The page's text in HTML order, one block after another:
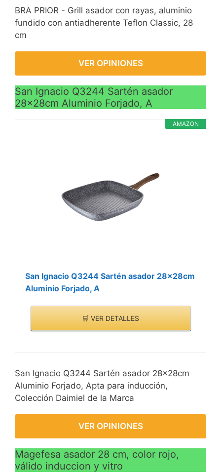
BRA PRIOR - Grill asador con rayas, aluminio
fundido con antiadherente Teflon Classic, 28
cm
VER OPINIONES
San Ignacio Q3244 Sartén asador
28x28cm Aluminio Forjado, A
AMAZON
San Ignacio Q3244 Sartén asador 28x28cm
Aluminio Forjado, A
🛒 VER DETALLES
San Ignacio Q3244 Sartén asador 28x28cm
Aluminio Forjado, Apta para inducción,
Colección Daimiel de la Marca
VER OPINIONES
Magefesa asador 28 cm, color rojo,
válido induccion y vitro